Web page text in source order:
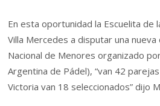
En esta oportunidad la Escuelita de
Villa Mercedes a disputar una
Nacional de Menores organizado
Argentina de Pádel), “van 42
Victoria van 18 seleccionados” dijo